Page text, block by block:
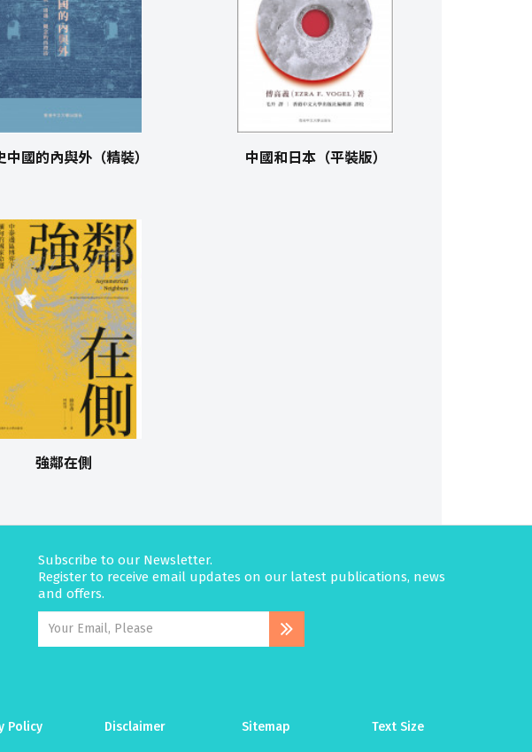
中國的內與外（精裝） 中國和日本（平裝版）
強鄰在側
Subscribe to our Newsletter.
Register to receive email updates on our latest publications, news
and offers.
Policy Disclaimer Sitemap Text Size